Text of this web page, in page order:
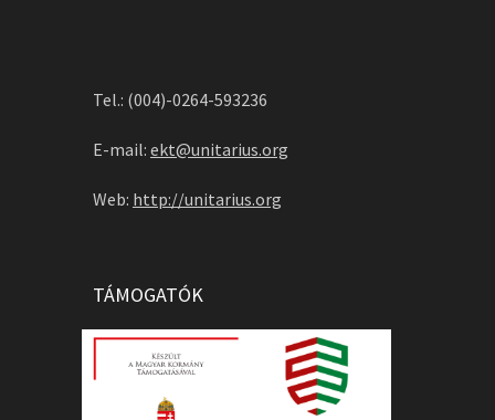
Tel.: (004)-0264-593236
E-mail: ekt@unitarius.org
Web: http://unitarius.org
TÁMOGATÓK